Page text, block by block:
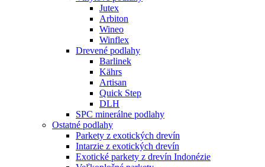
Jutex
Arbiton
Wineo
Winflex
Drevené podlahy
Barlinek
Kährs
Artisan
Quick Step
DLH
SPC minerálne podlahy
Ostatné podlahy
Parkety z exotických drevín
Intarzie z exotických drevín
Exotické parkety z drevín Indonézie